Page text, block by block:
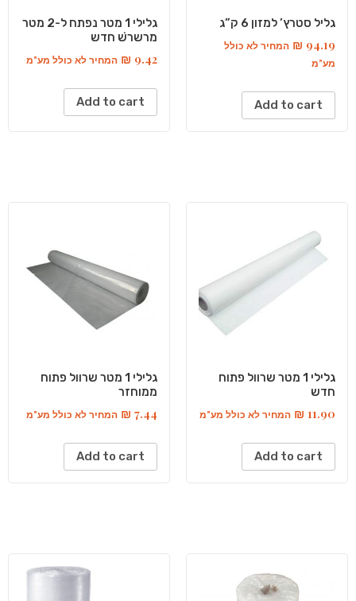
גליל סטרץ’ למזון 6 ק”ג
₪ 94.19
המחיר לא כולל
מע"מ
Add to cart
גלילי 1 מטר נפתח ל-2 מטר
מרשרשׁ חדש
₪ 9.42 המחיר לא כולל מע"מ
Add to cart
גלילי 1 מטר שרוול פתוח
חדש
₪ 11.90 המחיר לא כולל מע"מ
Add to cart
גלילי 1 מטר שרוול פתוח
ממוחזר
₪ 7.44 המחיר לא כולל מע"מ
Add to cart